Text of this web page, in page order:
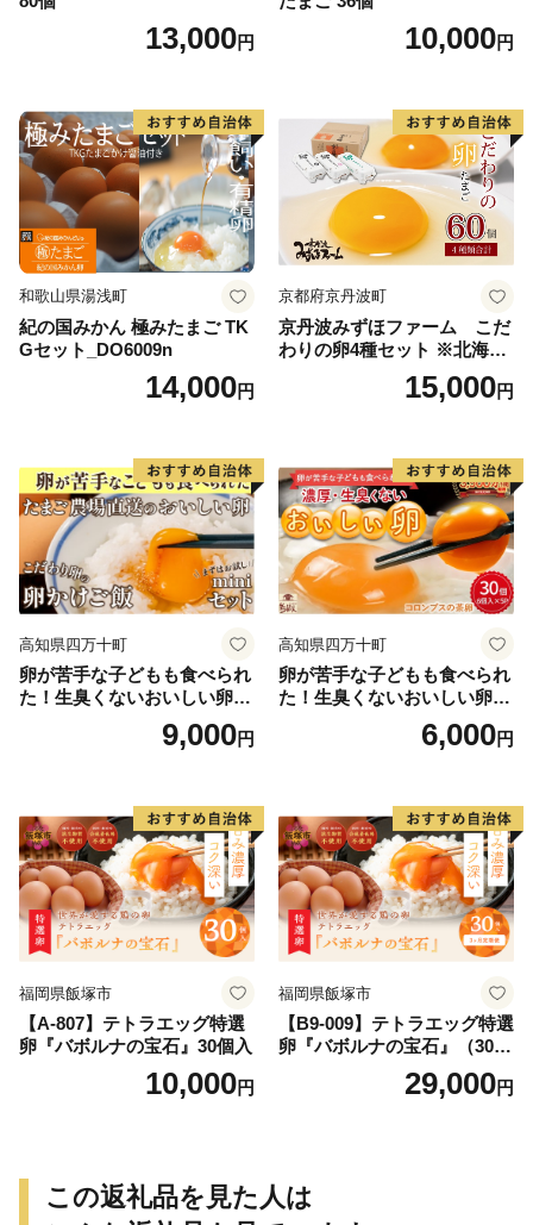
13,000円 10,000円
和歌山県湯浅町
紀の国みかん 極みたまご TK
Gセット_DO6009n
14,000円
京都府京丹波町
京丹波みずほファーム こだ
わりの卵4種セット ※北海
道・沖縄・その他離島は配送
15,000円
高知県四万十町
卵が苦手な子どもも食べられ
た！生臭くないおいしい卵を
味わう卵かけご飯ミニセット
(卵6個×2P、お米2合×1P、醤
9,000円
高知県四万十町
卵が苦手な子どもも食べられ
た！生臭くないおいしい卵 6
個入×5P／Gbn-A036,000円
福岡県飯塚市
【A-807】テトラエッグ特選
卵『バボルナの宝石』30個入
10,000円
福岡県飯塚市
【B9-009】テトラエッグ特選
卵『バボルナの宝石』（30
個/月）【3カ月定期便】
29,000円
この返礼品を見た人は